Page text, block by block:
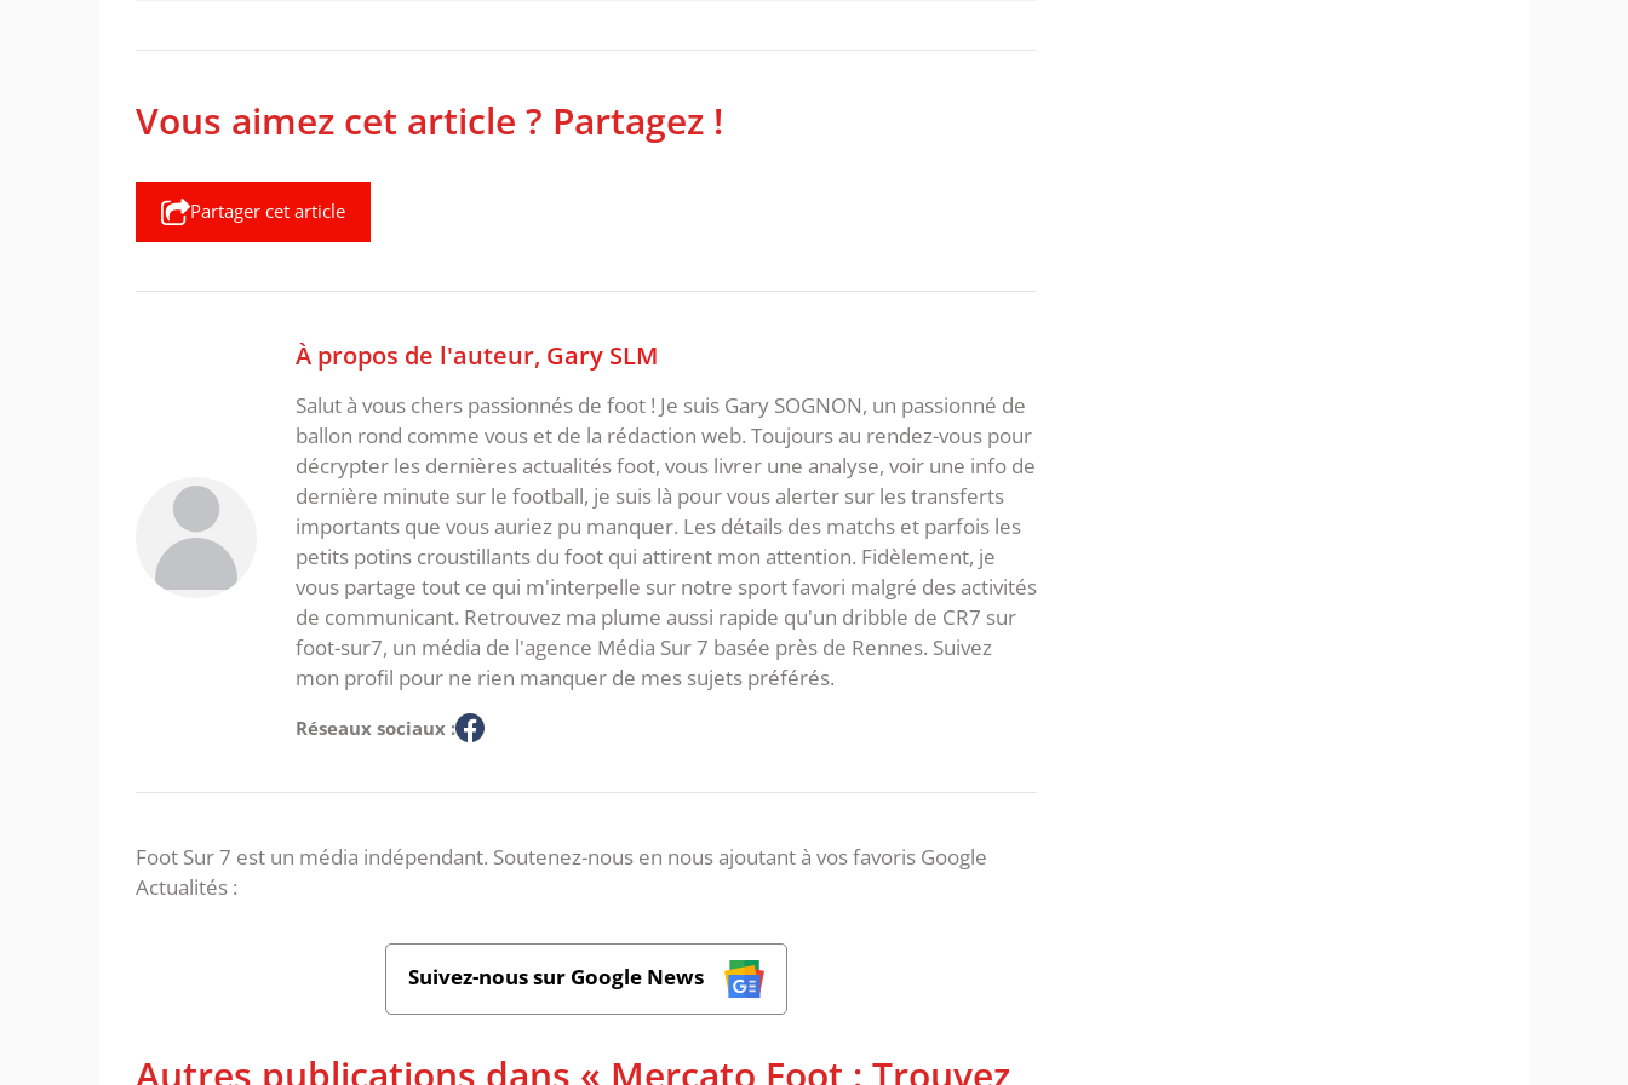
Vous aimez cet article ? Partagez !
Partager cet article
À propos de l'auteur, Gary SLM
Salut à vous chers passionnés de foot ! Je suis Gary SOGNON, un passionné de
ballon rond comme vous et de la rédaction web. Toujours au rendez-vous pour
décrypter les dernières actualités foot, vous livrer une analyse, voir une info de
dernière minute sur le football, je suis là pour vous alerter sur les transferts
importants que vous auriez pu manquer. Les détails des matchs et parfois les
petits potins croustillants du foot qui attirent mon attention. Fidèlement, je
vous partage tout ce qui m'interpelle sur notre sport favori malgré des activités
de communicant. Retrouvez ma plume aussi rapide qu'un dribble de CR7 sur
foot-sur7, un média de l'agence Média Sur 7 basée près de Rennes. Suivez
mon profil pour ne rien manquer de mes sujets préférés.
Réseaux sociaux :
Foot Sur 7 est un média indépendant. Soutenez-nous en nous ajoutant à vos favoris Google
Actualités :
Suivez-nous sur Google News
Autres publications dans « Mercato Foot : Trouvez